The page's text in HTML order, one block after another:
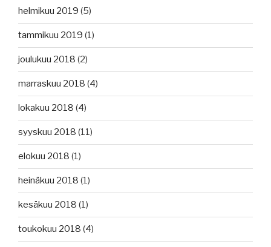
helmikuu 2019 (5)
tammikuu 2019 (1)
joulukuu 2018 (2)
marraskuu 2018 (4)
lokakuu 2018 (4)
syyskuu 2018 (11)
elokuu 2018 (1)
heinäkuu 2018 (1)
kesäkuu 2018 (1)
toukokuu 2018 (4)